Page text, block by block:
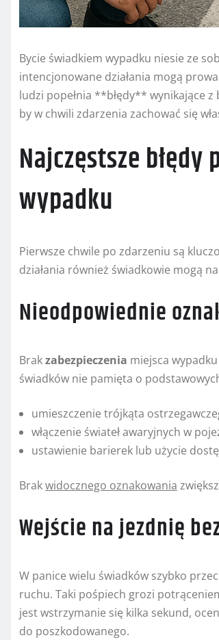
Bycie świadkiem wypadku niesie ze
intencjonowane działania mogą
ludzi popełnia **błędy** wynikające
by w chwili zdarzenia zachować się
Najczęstsze
wypadku
Pierwsze chwile po zdarzeniu są
działania również świadkowie mogą
Nieodpowiednie
Brakzabezpieczenia miejsca
świadków nie pamięta o
umieszczenie trójkąta
włączenie świateł awaryjnych w
ustawienie barierek lub użycie
Brakwidocznego oznakowania
Wejście na jezdnię
W panice wielu świadków szybko
ruchu. Taki pośpiech grozi
jest wstrzymanie się kilka sekund,
do poszkodowanego.